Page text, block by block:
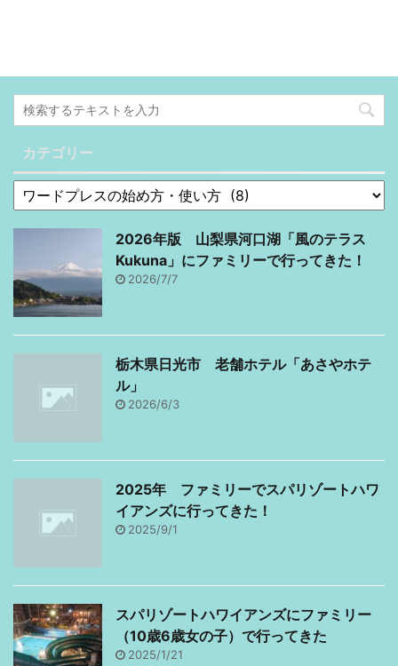
サイト（アフィリエイト
サイトetc...）を 作ろう
と考えてるみなさん！今
がチャ ...
そこ使ってたら、すでに
旦那も使ってました。け
っこう有名なところみた
とかもいっぱ ...
しまったミスはWhois情
報公開代行を設定しなか
ったことです。 こちらに
が取得したのはエックス
サーバーの無料プレゼン
トドメインなので問題な
いんですけど、このブロ
グのドメインも私がお名
前.comで取ったんです。
Whois情報公開代行と
は？ Whois情報っていう
のはドメインを持ってい
す。だから旦那のことな
んですけど、旦那の個人
っぱい出てきて本当にた
くさんのサイトを読みま
した。 でも途中で思った
Cサイトに行くとまた違
う。DサイトはAサイト
で・・・あーもう何が良
いのかわからない(´;ω;
す。 ワードプレスブログ
が完成するまでの流れを
カテゴリー
2026年版 山梨県河口湖「風のテラス
Kukuna」にファミリーで行ってきた！
2026/7/7
栃木県日光市 老舗ホテル「あさやホテ
ル」
2026/6/3
2025年 ファミリーでスパリゾートハワ
イアンズに行ってきた！
2025/9/1
スパリゾートハワイアンズにファミリー
（10歳6歳女の子）で行ってきた
2025/1/21